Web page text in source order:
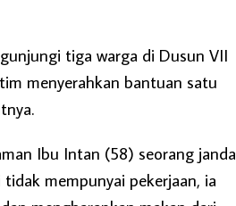
tiga warga di Dusun VII
menyerahkan bantuan satu
Ibu Intan (58) seorang janda
mempunyai pekerjaan, ia